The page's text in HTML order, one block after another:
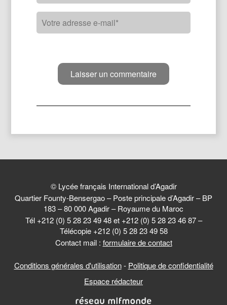
© Lycée français International d’Agadir
Quartier Founty-Bensergao – Poste principale d’Agadir – BP
183 – 80 000 Agadir – Royaume du Maroc
Tél +212 (0) 5 28 23 49 48 et +212 (0) 5 28 23 46 87 –
Télécopie +212 (0) 5 28 23 49 58
Contact mail : formulaire de contact
Conditions générales d'utilisation- Politique de confidentialité
Espace rédacteur